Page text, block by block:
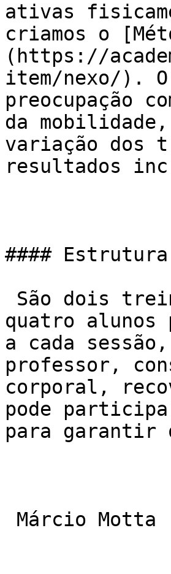
ativas
criamos o
(https://
item/nexo/).
preocupação
da
variação dos
resultados
#### Estrutura
quatro alunos
a cada
professor,
corporal,
pode
para garantir